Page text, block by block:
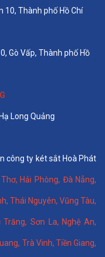
10, Thành phố Hồ Chí
Gò Vấp, Thành phố Hồ
Long Quảng
công ty két sắt Hoà Phát
, Hải Phòng, Đà Nẵng,
Thái Nguyên, Vũng Tàu,
Trăng,Sơn La, Nghệ An,
, Trà Vinh, Tiền Giang,